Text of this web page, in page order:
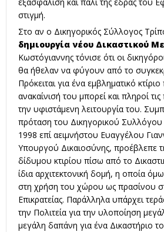
εξασφάλιση και πάλι της έδρας του
στιγμή.
Στο αν ο Δικηγορικός Σύλλογος
δημιουργία νέου Δικαστικού
Κωστόγιαννης τόνισε ότι οι
θα ήθελαν να φύγουν από το
Πρόκειται για ένα εμβληματικό
ανακαίνισή του μπορεί και πληροί
την υφιστάμενη λειτουργία του.
πρόταση του Δικηγορικού
1998 επί αειμνήστου Ευαγγέλου
Υπουργού Δικαιοσύνης, προέβλεπε
δίδυμου κτιρίου πίσω από το
ίδια αρχιτεκτονική δομή, η οποία
στη χρήση του χώρου ως πρασίνου
Επικρατείας. Παράλληλα υπάρχει
την Πολιτεία για την υλοποίηση
μεγάλη δαπάνη για ένα Δικαστήριο